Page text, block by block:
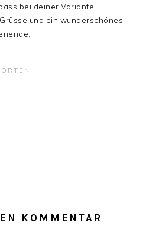
bei deiner Variante!
und ein wunderschönes
KOMMENTAR